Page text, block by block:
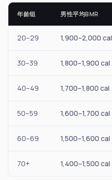
年龄组 男性平均BMR
20–29 1,900–2,000 cal
30–39 1,800–1,900 cal
40–49 1,700–1,800 cal
50–59 1,600–1,700 cal
60–69 1,500–1,600 cal
70+ 1,400–1,500 cal